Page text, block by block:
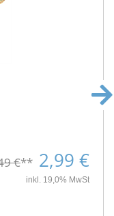
€** 2,99 €
inkl. 19,0% MwSt